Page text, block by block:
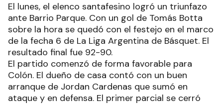
El lunes, el elenco santafesino logró un triunfazo
ante Barrio Parque. Con un gol de Tomás Botta
sobre la hora se quedó con el festejo en el marco
de la fecha 6 de La Liga Argentina de Básquet. El
resultado final fue 92-90.
El partido comenzó de forma favorable para
Colón. El dueño de casa contó con un buen
arranque de Jordan Cardenas que sumó en
ataque y en defensa. El primer parcial se cerró